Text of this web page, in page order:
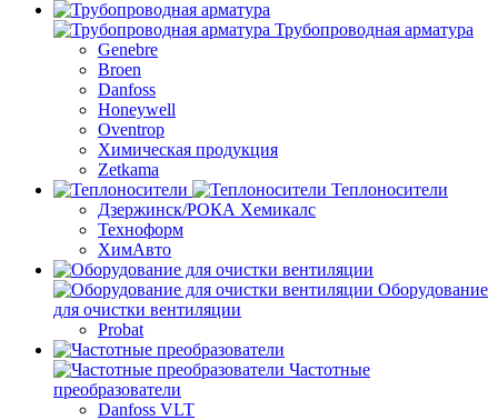
Трубопроводная арматура
Genebre
Broen
Danfoss
Honeywell
Oventrop
Химическая продукция
Zetkama
Теплоносители
Дзержинск/РОКА Хемикалс
Техноформ
ХимАвто
Оборудование
для очистки вентиляции
Probat
Частотные
преобразователи
Danfoss VLT